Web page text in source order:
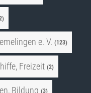
e. V. (123)
Freizeit (2)
Bildung (3)